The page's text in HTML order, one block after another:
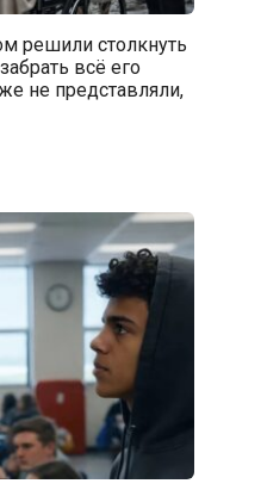
решили столкнуть
всё его
не представляли,